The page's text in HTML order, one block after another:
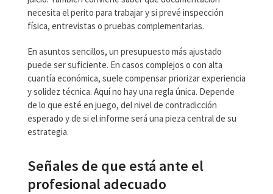
necesita el perito para trabajar y si prevé inspección
física, entrevistas o pruebas complementarias.
En asuntos sencillos, un presupuesto más ajustado
puede ser suficiente. En casos complejos o con alta
cuantía económica, suele compensar priorizar experiencia
y solidez técnica. Aquí no hay una regla única. Depende
de lo que esté en juego, del nivel de contradicción
esperado y de si el informe será una pieza central de su
estrategia.
Señales de que está ante el
profesional adecuado